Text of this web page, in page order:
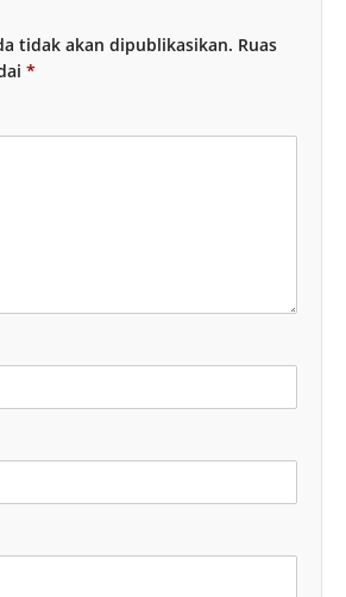
tidak akan dipublikasikan. Ruas
*